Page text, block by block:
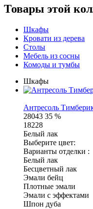
Товары этой
Шкафы
Кровати из дерева
Столы
Мебель из сосны
Комоды и тумбы
Шкафы
Антресоль
28043 35 %
18228
Белый лак
Выберите цвет:
Варианты отделки :
Белый лак
Бесцветный лак
Эмали бейц
Плотные эмали
Эмали с эффектами
Шпон дуба